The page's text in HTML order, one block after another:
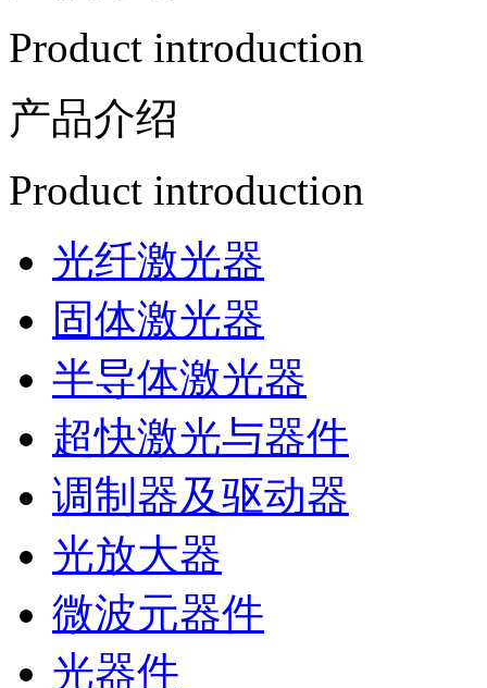
Product introduction
产品介绍
Product introduction
光纤激光器
固体激光器
半导体激光器
超快激光与器件
调制器及驱动器
光放大器
微波元器件
光器件